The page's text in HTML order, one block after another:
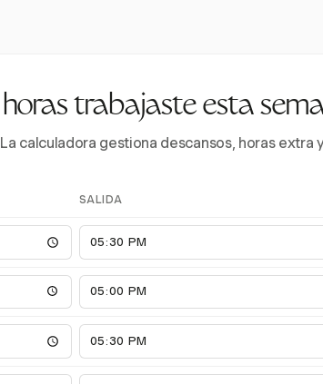
trabajaste esta
calculadora gestiona descansos, horas
SALIDA